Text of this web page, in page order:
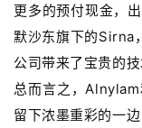
更多的预付现金，
默沙东旗下的Sirna
公司带来了宝贵的
总而言之，
留下浓墨重彩的一